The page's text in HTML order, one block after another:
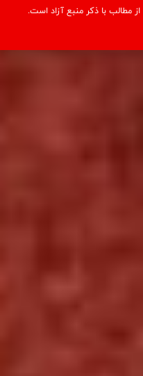
مطالب با ذكر منبع آزاد است.